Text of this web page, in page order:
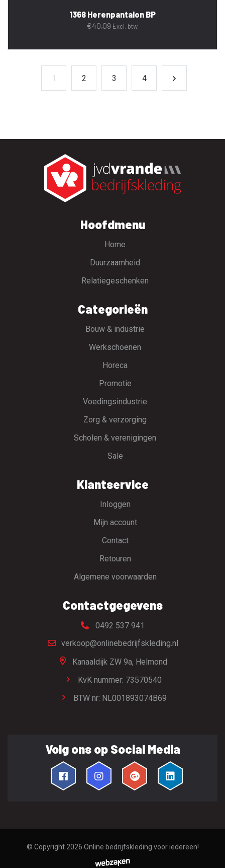
1368 Herenpantalon BP
€40,09 Excl. btw.
1 2 3 4
Hoofdmenu
Home
Duurzaamheid
Relatiegeschenken
Categorieën
Bouw & industrie
Werkschoenen
Horeca
Promotie
Voedingsindustrie
Zorg & verzorging
Scholen & verenigingen
Sale
Klantservice
Inloggen
Mijn account
Contact
Retouren
Algemene voorwaarden
Contactgegevens
0492 537 941
verkoop@onlinebedrijfskleding.nl
Kanaaldijk ZW 9a, Helmond
KvK nummer: 73570540
BTW nr: NL001893074B69
Volg ons op Social Media
© Copyright 2026 Online bedrijfskleding voor iedereen!